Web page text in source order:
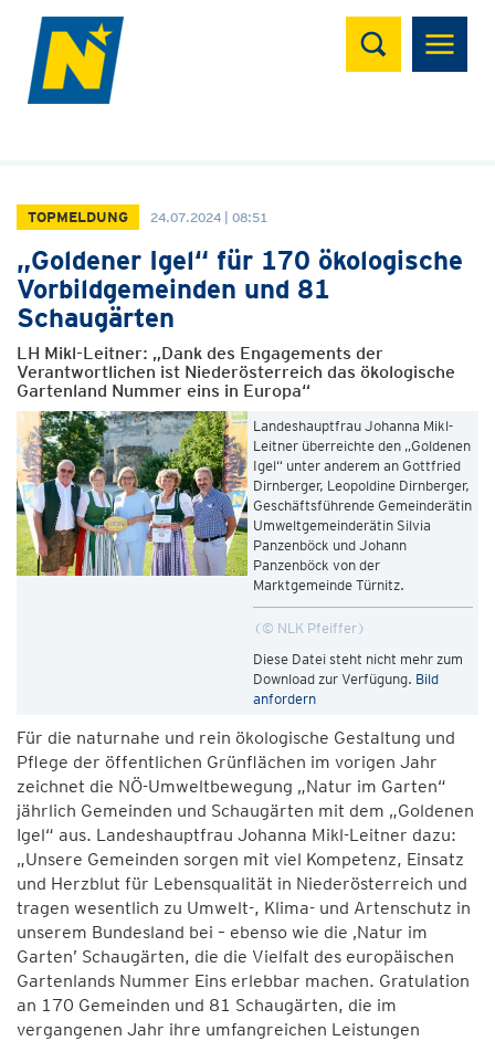
Suchen
TOPMELDUNG 24.07.2024 | 08:51
„Goldener Igel“ für 170 ökologische
Vorbildgemeinden und 81
Schaugärten
LH Mikl-Leitner: „Dank des Engagements der
Verantwortlichen ist Niederösterreich das ökologische
Gartenland Nummer eins in Europa“
Landeshauptfrau Johanna Mikl-
Leitner überreichte den „Goldenen
Igel“ unter anderem an Gottfried
Dirnberger, Leopoldine Dirnberger,
Geschäftsführende Gemeinderätin
Umweltgemeinderätin Silvia
Panzenböck und Johann
Panzenböck von der
Marktgemeinde Türnitz.
© NLK Pfeiffer
Diese Datei steht nicht mehr zum
Download zur Verfügung. Bild
anfordern
Für die naturnahe und rein ökologische Gestaltung und
Pflege der öffentlichen Grünflächen im vorigen Jahr
zeichnet die NÖ-Umweltbewegung „Natur im Garten“
jährlich Gemeinden und Schaugärten mit dem „Goldenen
Igel“ aus. Landeshauptfrau Johanna Mikl-Leitner dazu:
„Unsere Gemeinden sorgen mit viel Kompetenz, Einsatz
und Herzblut für Lebensqualität in Niederösterreich und
tragen wesentlich zu Umwelt-, Klima- und Artenschutz in
unserem Bundesland bei – ebenso wie die ‚Natur im
Garten’ Schaugärten, die die Vielfalt des europäischen
Gartenlands Nummer Eins erlebbar machen. Gratulation
an 170 Gemeinden und 81 Schaugärten, die im
vergangenen Jahr ihre umfangreichen Leistungen